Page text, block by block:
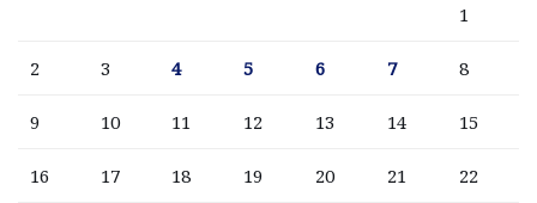
1
2 3 4 5 6 7 8
9 10 11 12 13 14 15
16 17 18 19 20 21 22